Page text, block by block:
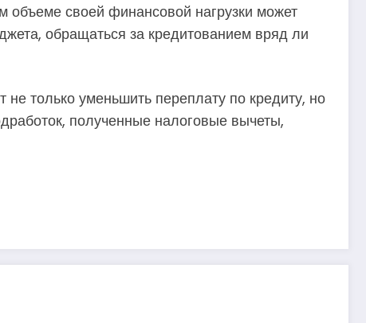
объеме своей финансовой нагрузки может
обращаться за кредитованием вряд ли
только уменьшить переплату по кредиту, но
полученные налоговые вычеты,